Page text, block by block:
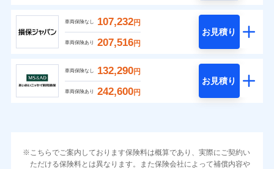
車両保険なし 107,232円
車両保険あり 207,516円
お見積り
車両保険なし 132,290円
車両保険あり 242,600円
お見積り
こちらでご案内しております保険料は概算であり、実際にご契約い
ただける保険料とは異なります。また保険会社によって補償内容や